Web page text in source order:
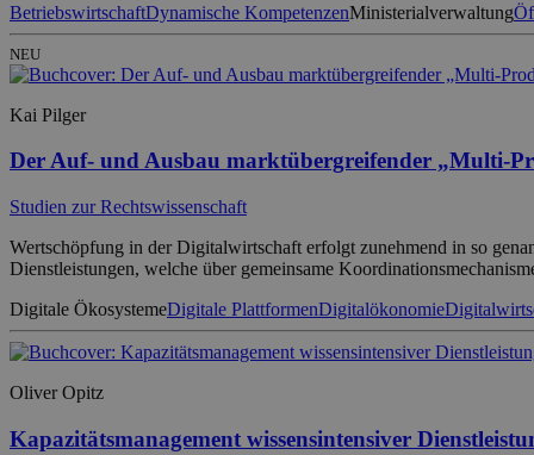
BetriebswirtschaftDynamische KompetenzenMinisterialverwaltung
NEU
Kai Pilger
Der Auf- und Ausbau marktübergreifender „Multi-
Studien zur Rechtswissenschaft
Wertschöpfung in der Digitalwirtschaft erfolgt zunehmend in so
Dienstleistungen, welche über gemeinsame
Digitale ÖkosystemeDigitale PlattformenDigitalökonomie
Oliver Opitz
Kapazitätsmanagement wissensintensiver